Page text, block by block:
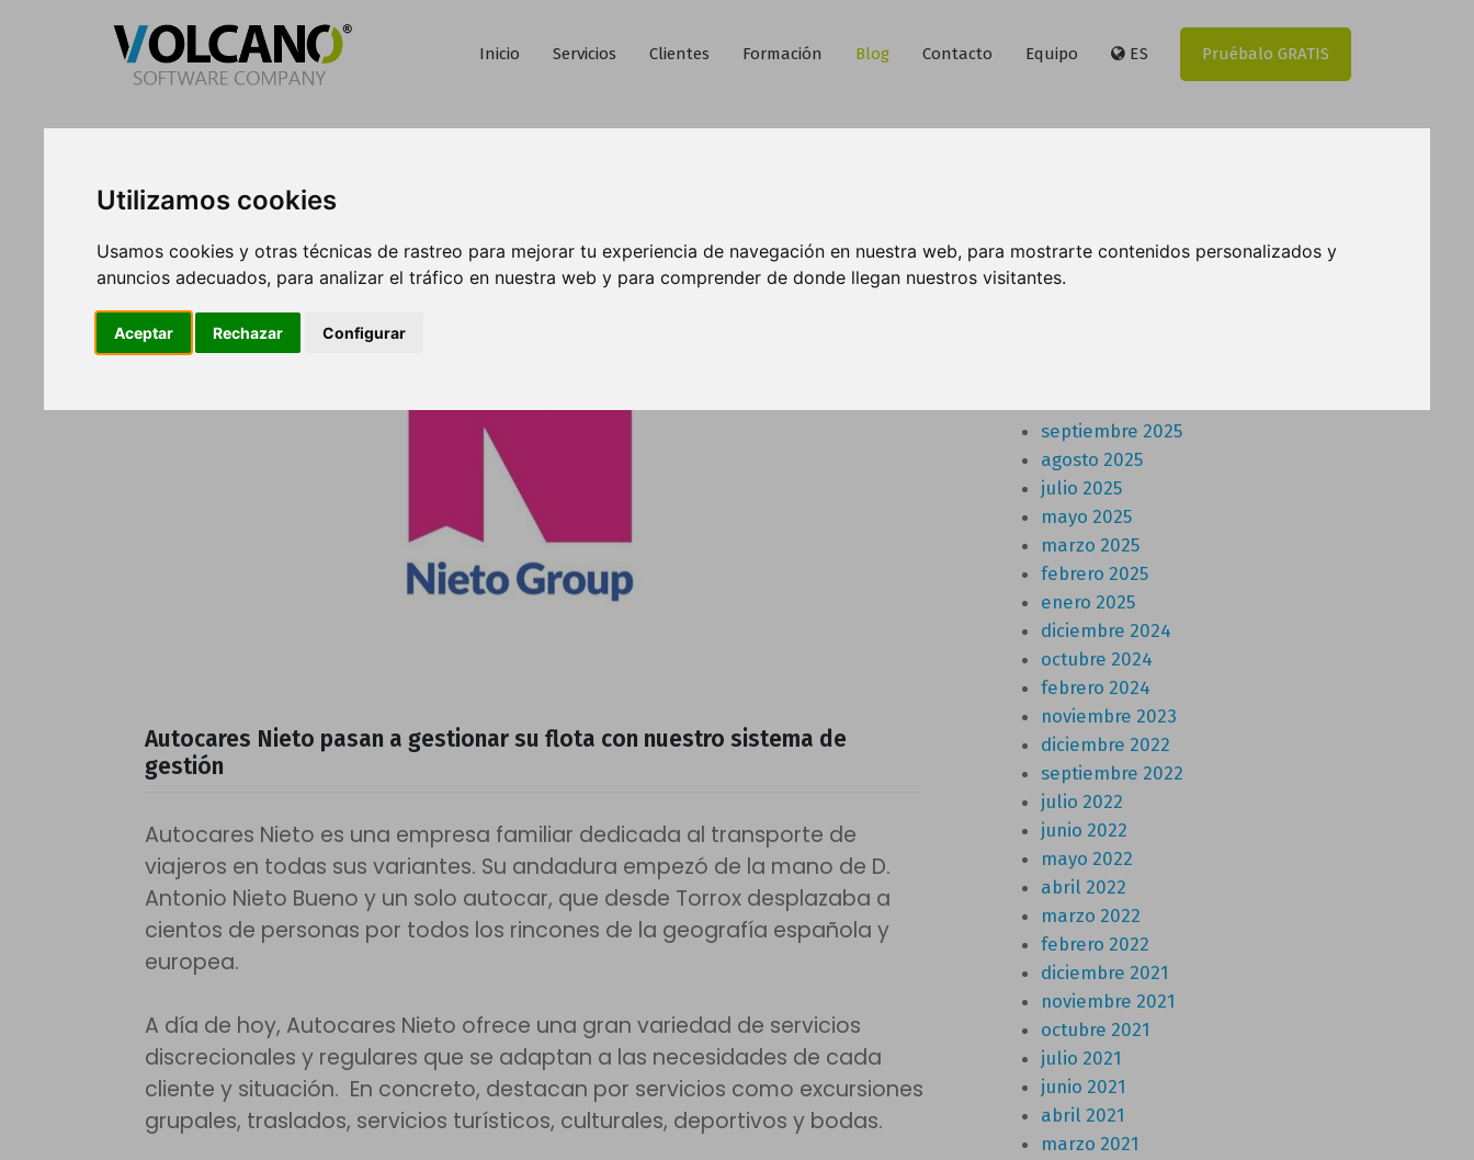
Utilizamos cookies
Usamos cookies y otras técnicas de rastreo para mejorar tu experiencia de navegación en nuestra web, para mostrarte contenidos personalizados y
anuncios adecuados, para analizar el tráfico en nuestra web y para comprender de donde llegan nuestros visitantes.
Aceptar Rechazar Configurar
Inicio Servicios Clientes Formación Blog Contacto Equipo ES Pruébalo GRATIS
Autocares Nieto pasan a gestionar su flota con nuestro sistema de
gestión
Autocares Nieto es una empresa familiar dedicada al transporte de
viajeros en todas sus variantes. Su andadura empezó de la mano de D.
Antonio Nieto Bueno y un solo autocar, que desde Torrox desplazaba a
cientos de personas por todos los rincones de la geografía española y
europea.
A día de hoy, Autocares Nieto ofrece una gran variedad de servicios
discrecionales y regulares que se adaptan a las necesidades de cada
cliente y situación. En concreto, destacan por servicios como excursiones
grupales, traslados, servicios turísticos, culturales, deportivos y bodas.
septiembre 2025
agosto 2025
julio 2025
mayo 2025
marzo 2025
febrero 2025
enero 2025
diciembre 2024
octubre 2024
febrero 2024
noviembre 2023
diciembre 2022
septiembre 2022
julio 2022
junio 2022
mayo 2022
abril 2022
marzo 2022
febrero 2022
diciembre 2021
noviembre 2021
octubre 2021
julio 2021
junio 2021
abril 2021
marzo 2021